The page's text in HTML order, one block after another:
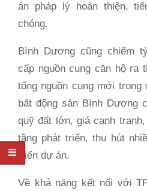
án pháp lý hoàn thiện,
chóng.
Bình Dương cũng chiếm
cấp nguồn cung căn hộ ra
tổng nguồn cung mới
bất động sản Bình Dương
quỹ đất lớn, giá cạnh
tầng phát triển, thu hút
triển dự án.
Về khả năng kết nối với